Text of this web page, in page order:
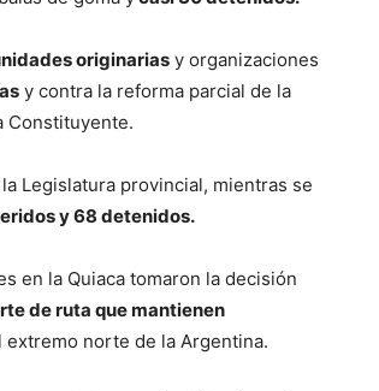
originarias y organizaciones
y contra la reforma parcial de la
Constituyente.
Legislatura provincial, mientras se
y 68 detenidos.
en la Quiaca tomaron la decisión
de ruta que mantienen
extremo norte de la Argentina.